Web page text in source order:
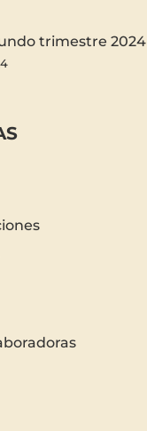
trimestre 2024